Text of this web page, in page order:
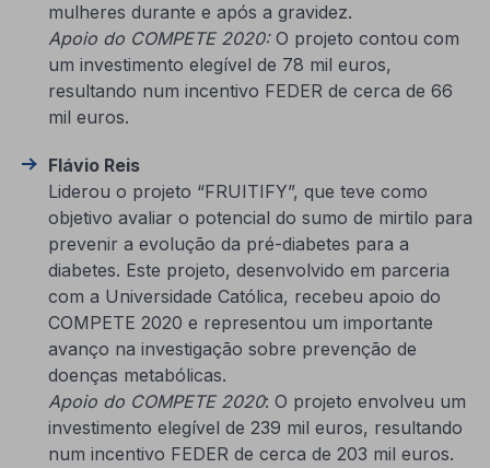
mulheres durante e após a gravidez.
Apoio do COMPETE 2020:O projeto contou com
um investimento elegível de 78 mil euros,
resultando num incentivo FEDER de cerca de 66
mil euros.
Flávio Reis
Liderou o projeto “FRUITIFY”, que teve como
objetivo avaliar o potencial do sumo de mirtilo para
prevenir a evolução da pré-diabetes para a
diabetes. Este projeto, desenvolvido em parceria
com a Universidade Católica, recebeu apoio do
COMPETE 2020 e representou um importante
avanço na investigação sobre prevenção de
doenças metabólicas.
Apoio do COMPETE 2020: O projeto envolveu um
investimento elegível de 239 mil euros, resultando
num incentivo FEDER de cerca de 203 mil euros.